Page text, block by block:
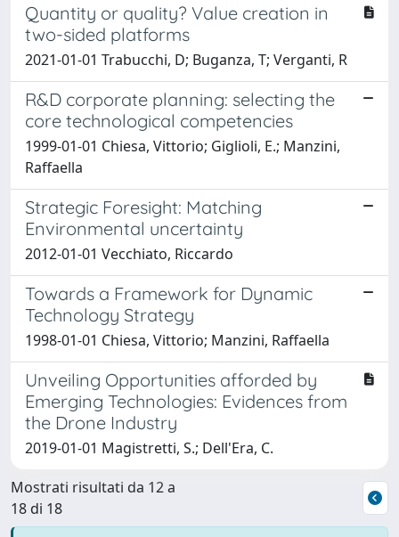
Quantity or quality? Value creation in
two-sided platforms
2021-01-01 Trabucchi, D; Buganza, T; Verganti, R
R&D corporate planning: selecting the
core technological competencies
1999-01-01 Chiesa, Vittorio; Giglioli, E.; Manzini,
Raffaella
Strategic Foresight: Matching
Environmental uncertainty
2012-01-01 Vecchiato, Riccardo
Towards a Framework for Dynamic
Technology Strategy
1998-01-01 Chiesa, Vittorio; Manzini, Raffaella
Unveiling Opportunities afforded by
Emerging Technologies: Evidences from
the Drone Industry
2019-01-01 Magistretti, S.; Dell'Era, C.
Mostrati risultati da 12 a
18 di 18